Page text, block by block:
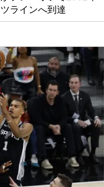
ラインへ到達